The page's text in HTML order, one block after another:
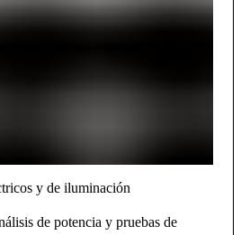
y de iluminación
de potencia y pruebas de